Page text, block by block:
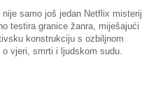
samo još jedan Netflix misterij.
testira granice žanra, miješajući
konstrukciju s ozbiljnom
vjeri, smrti i ljudskom sudu.